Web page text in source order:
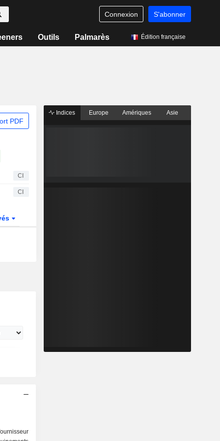
Connexion S'abonner
Outils Palmarès Édition française
PDF
CI
CI
Indices Europe Amériques Asie